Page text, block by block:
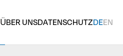
ÜBER UNSDATENSCHUTZDEEN